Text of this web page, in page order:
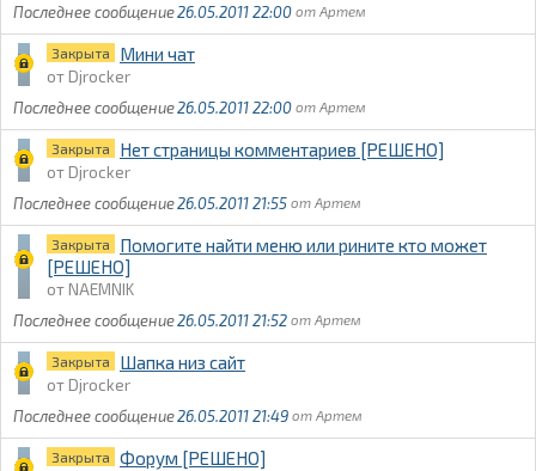
26.05.2011 22:00
Артем
Закрыта Мини чат
Djrocker
26.05.2011 22:00
Артем
Закрыта Нет страницы комментариев [РЕШЕНО]
Djrocker
26.05.2011 21:55
Артем
Закрыта
Помогите найти меню или рините кто может
[РЕШЕНО]
NAEMNIK
26.05.2011 21:52
Артем
Закрыта Шапка низ сайт
Djrocker
26.05.2011 21:49
Артем
Закрыта Форум [РЕШЕНО]